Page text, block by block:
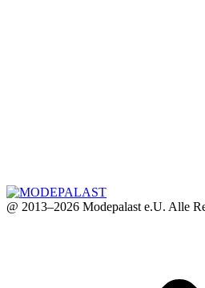
@ 2013–2026 Modepalast e.U. Alle